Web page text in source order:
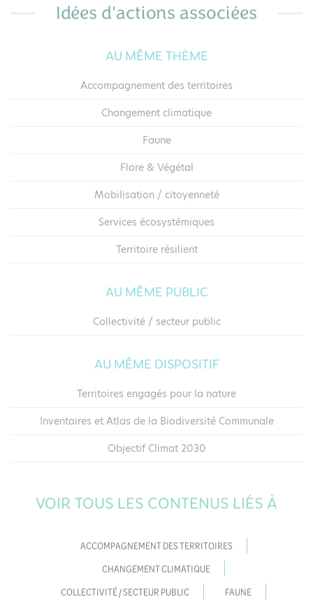
Idées d'actions associées
AU MÊME THÈME
Accompagnement des territoires
Changement climatique
Faune
Flore & Végétal
Mobilisation / citoyenneté
Services écosystémiques
Territoire résilient
AU MÊME PUBLIC
Collectivité / secteur public
AU MÊME DISPOSITIF
Territoires engagés pour la nature
Inventaires et Atlas de la Biodiversité Communale
Objectif Climat 2030
VOIR TOUS LES CONTENUS LIÉS À
ACCOMPAGNEMENT DES TERRITOIRES
CHANGEMENT CLIMATIQUE
COLLECTIVITÉ / SECTEUR PUBLIC
FAUNE